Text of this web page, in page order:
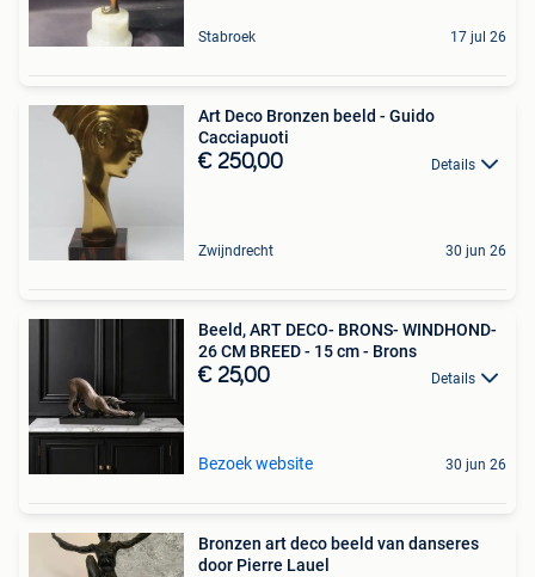
Stabroek 17 jul 26
Art Deco Bronzen beeld - Guido
Cacciapuoti
€ 250,00 Details
Zwijndrecht 30 jun 26
Beeld, ART DECO- BRONS- WINDHOND-
26 CM BREED - 15 cm - Brons
€ 25,00 Details
Bezoek website 30 jun 26
Bronzen art deco beeld van danseres
door Pierre Lauel